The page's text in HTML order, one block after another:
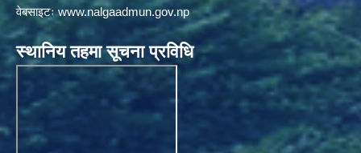
वेबसाइटःwww.nalgaadmun.gov.np
स्थानिय तहमा सूचना प्रविधि